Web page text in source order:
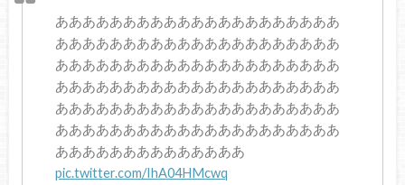
あああああああああああああああああああああ
あああああああああああああああああああああ
あああああああああああああああああああああ
あああああああああああああああああああああ
あああああああああああああああああああああ
あああああああああああああああああああああ
ああああああああああああああ
pic.twitter.com/IhA04HMcwq